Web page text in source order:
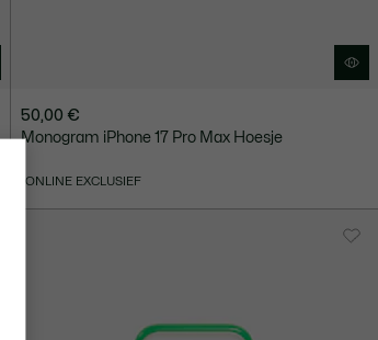
50,00 €
Monogram iPhone 17 Pro Max Hoesje
ONLINE EXCLUSIEF